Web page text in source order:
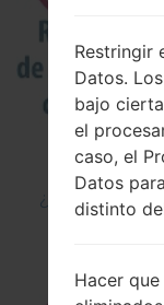
¿Cómo
Restringir
Datos.
bajo
el
caso, el
Datos
distinto
Hacer